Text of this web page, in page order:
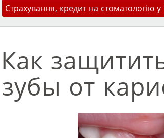
Страхування, кредит на стоматологію
Как
зубы от